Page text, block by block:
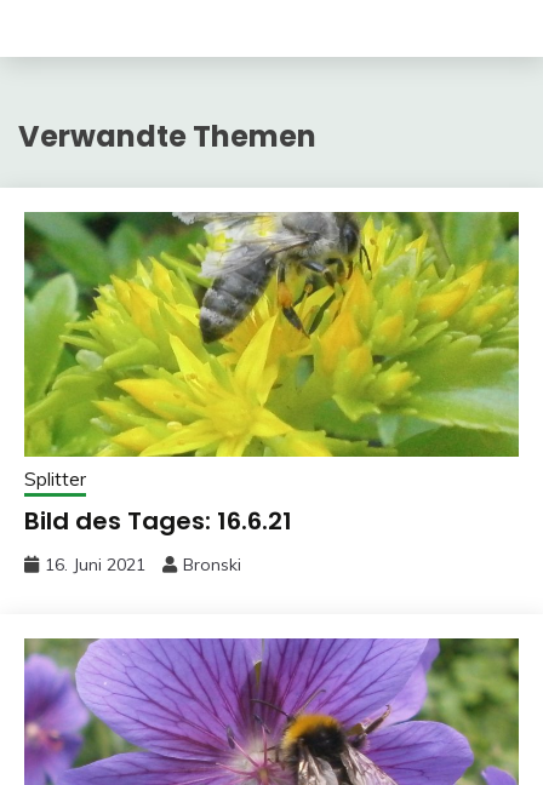
Verwandte Themen
Splitter
Bild des Tages: 16.6.21
16. Juni 2021 Bronski